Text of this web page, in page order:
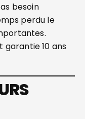
besoin
perdu le
garantie 10 ans